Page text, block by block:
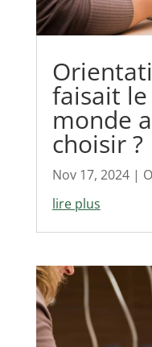
faisait
monde
choisir ?
Nov 17, 2024|
lire plus